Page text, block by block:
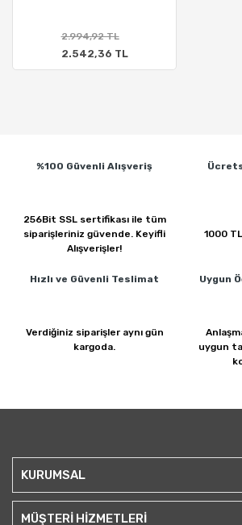
2.994,92 TL
2.542,36 TL
%100 Güvenli Alışveriş
256Bit SSL sertifikası ile tüm
siparişleriniz güvende. Keyifli
Alışverişler!
1000
Hızlı ve Güvenli Teslimat
Verdiğiniz siparişler aynı gün
kargoda.
Uygun
uygun
KURUMSAL
MÜŞTERİ HİZMETLERİ